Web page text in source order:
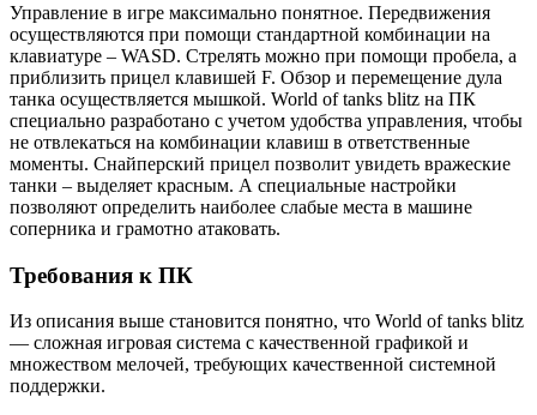
Управление в игре максимально понятное. Передвижения
осуществляются при помощи стандартной комбинации на
клавиатуре – WASD. Стрелять можно при помощи пробела, а
приблизить прицел клавишей F. Обзор и перемещение дула
танка осуществляется мышкой. World of tanks blitz на ПК
специально разработано с учетом удобства управления, чтобы
не отвлекаться на комбинации клавиш в ответственные
моменты. Снайперский прицел позволит увидеть вражеские
танки – выделяет красным. А специальные настройки
позволяют определить наиболее слабые места в машине
соперника и грамотно атаковать.
Требования к ПК
Из описания выше становится понятно, что World of tanks blitz
— сложная игровая система с качественной графикой и
множеством мелочей, требующих качественной системной
поддержки.